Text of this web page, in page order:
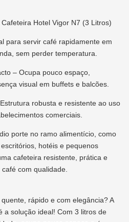
Hotel Vigor N7 (3 Litros)
para servir café rapidamente em
sem perder temperatura.
– Ocupa pouco espaço,
visual em buffets e balcões.
robusta e resistente ao uso
comerciais.
porte no ramo alimentício, como
hotéis e pequenos
cafeteira resistente, prática e
com qualidade.
rápido e com elegância? A
a solução ideal! Com 3 litros de